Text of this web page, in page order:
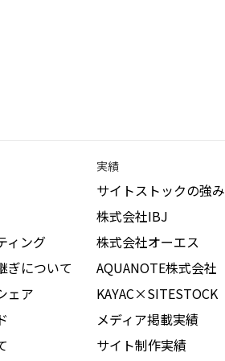
ィング
ぎについて
ェア
実績
サイトストックの強み
株式会社IBJ
株式会社オーエス
AQUANOTE株式会社
KAYAC×SITESTOCK
メディア掲載実績
サイト制作実績